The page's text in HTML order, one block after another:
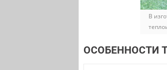
В
ОСОБЕННОСТИ